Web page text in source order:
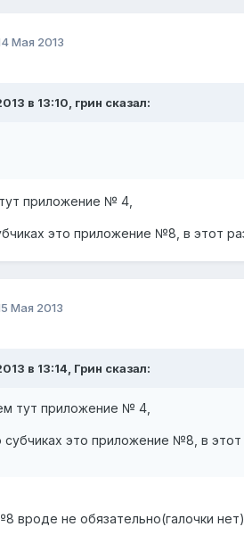
Мая 2013
в 13:10, грин сказал:
приложение № 4,
это приложение №8, в этот
Мая 2013
в 13:14, Грин сказал:
тут приложение № 4,
это приложение №8, в
вроде не обязательно(галочки